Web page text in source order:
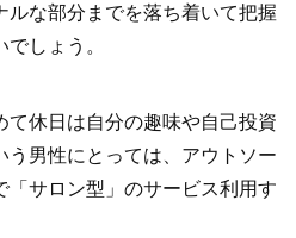
ルな部分までを落ち着いて把握
しょう。
て休日は自分の趣味や自己投資
う男性にとっては、アウトソー
「サロン型」のサービス利用す